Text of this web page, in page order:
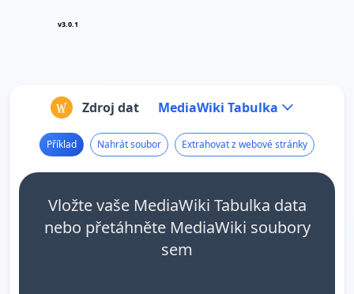
v3.0.1
Zdroj dat MediaWiki Tabulka
Příklad Nahrát soubor Extrahovat z webové stránky
Vložte vaše MediaWiki Tabulka data
nebo přetáhněte MediaWiki soubory
sem